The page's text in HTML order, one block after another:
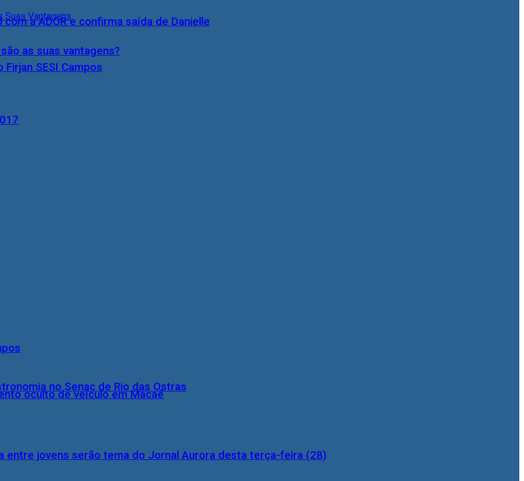
as suas vantagens?
no Senac de Rio das Ostras
entre jovens serão tema do Jornal Aurora desta terça-feira (28)
a ADOR e confirma saída de Danielle
SESI Campos
oculto de veículo em Macaé